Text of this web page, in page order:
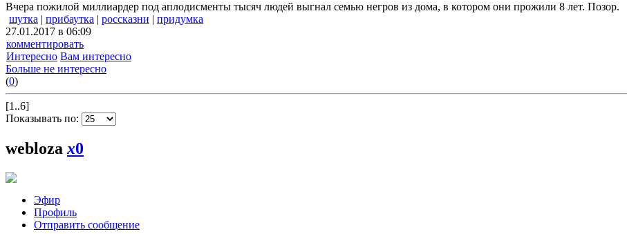
Вчера пожилой миллиардер под аплодисменты тысяч людей выгнал семью негров из дома, в котором они прожили 8 лет. Позор.
шутка | прибаутка | россказни | придумка
27.01.2017 в 06:09
комментировать
Интересно Вам интересно
Больше не интересно
(0)
[1..6]
Показывать по:
weblozax0
Эфир
Профиль
Отправить сообщение